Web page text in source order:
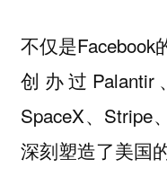
不仅是Facebook
创办过Palantir
SpaceX、
深刻塑造了美国